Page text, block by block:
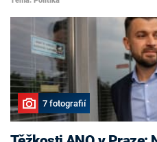
7 fotografií